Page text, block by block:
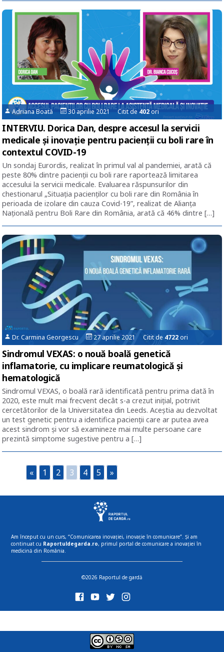
Adriana Boată 30 aprilie 2021 Citit de402ori
INTERVIU. Dorica Dan, despre accesul la servicii
medicale și inovație pentru pacienții cu boli rare în
contextul COVID-19
Un sondaj Eurordis, realizat în primul val al pandemiei, arată că
peste 80% dintre pacienții cu boli rare raportează limitarea
accesului la servicii medicale. Evaluarea răspunsurilor din
chestionarul „Situația pacienților cu boli rare din România în
perioada de izolare din cauza Covid-19”, realizat de Alianța
Națională pentru Boli Rare din România, arată că 46% dintre […]
Dr. Carmina Georgescu 27 aprilie 2021 Citit de 4722ori
Sindromul VEXAS: o nouă boală genetică
inflamatorie, cu implicare reumatologică și
hematologică
Sindromul VEXAS, o boală rară identificată pentru prima dată în
2020, este mult mai frecvent decât s-a crezut inițial, potrivit
cercetătorilor de la Universitatea din Leeds. Aceștia au dezvoltat
un test genetic pentru a identifica pacienții care ar putea avea
acest sindrom și vor să examineze mai multe persoane care
prezintă simptome sugestive pentru a […]
« 1 2 3 4 5 »
Am început cu un curs, “Comunicarea inovației, inovație în comunicare”. Și am
continuat cu Raportuldegarda.ro, primul portal de comunicare a inovației în
medicină din România.
©2026 Raportul de gardă